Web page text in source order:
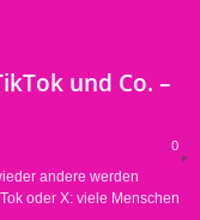
und Co. –
0
andere werden
oder X: viele Menschen